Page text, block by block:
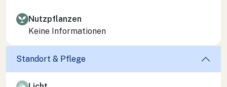
Nutzpflanzen
Keine Informationen
Standort & Pflege